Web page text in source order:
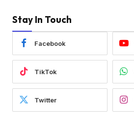
Stay In Touch
Facebook
TikTok
Twitter